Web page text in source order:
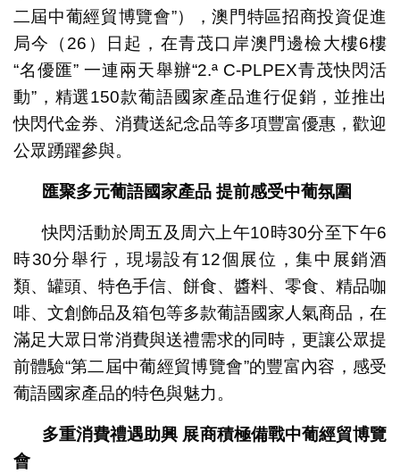
二屆中葡經貿博覽會”），澳門特區招商投資促進
局今（26）日起，在青茂口岸澳門邊檢大樓6樓
“名優匯” 一連兩天舉辦“2.ª C-PLPEX青茂快閃活
動”，精選150款葡語國家產品進行促銷，並推出
快閃代金券、消費送紀念品等多項豐富優惠，歡迎
公眾踴躍參與。
匯聚多元葡語國家產品 提前感受中葡氛圍
快閃活動於周五及周六上午10時30分至下午6
時30分舉行，現場設有12個展位，集中展銷酒
類、罐頭、特色手信、餅食、醬料、零食、精品咖
啡、文創飾品及箱包等多款葡語國家人氣商品，在
滿足大眾日常消費與送禮需求的同時，更讓公眾提
前體驗“第二屆中葡經貿博覽會”的豐富內容，感受
葡語國家產品的特色與魅力。
多重消費禮遇助興 展商積極備戰中葡經貿博覽
會